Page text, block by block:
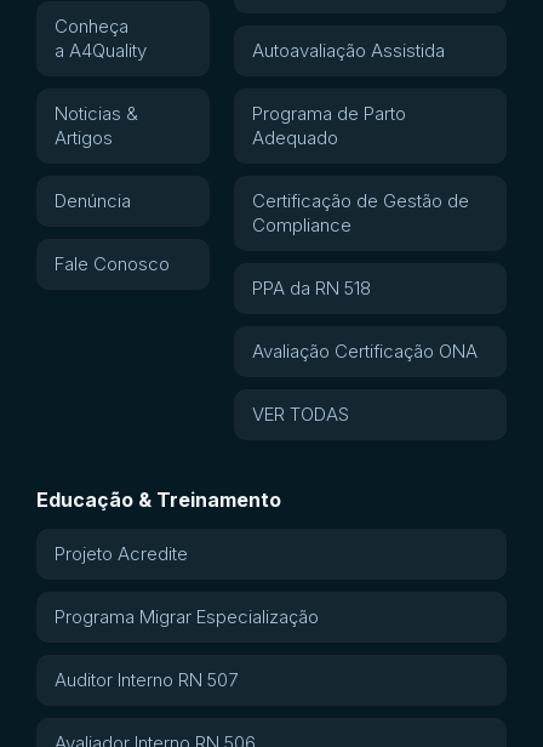
Conheça
a A4Quality
Noticias &
Artigos
Denúncia
Fale Conosco
Autoavaliação Assistida
Programa de Parto
Adequado
Certificação de Gestão de
Compliance
PPA da RN 518
Avaliação Certificação ONA
VER TODAS
Educação & Treinamento
Projeto Acredite
Programa Migrar Especialização
Auditor Interno RN 507